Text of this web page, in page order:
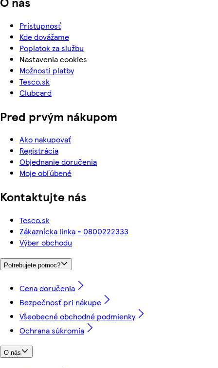
Prístupnosť
Kde dovážame
Poplatok za službu
Nastavenia cookies
Možnosti platby
Tesco.sk
Clubcard
Pred prvým nákupom
Ako nakupovať
Registrácia
Objednanie doručenia
Moje obľúbené
Kontaktujte nás
Tesco.sk
Zákaznícka linka - 0800222333
Výber obchodu
Potrebujete pomoc?
Cena doručenia
Bezpečnosť pri nákupe
Všeobecné obchodné podmienky
Ochrana súkromia
O nás